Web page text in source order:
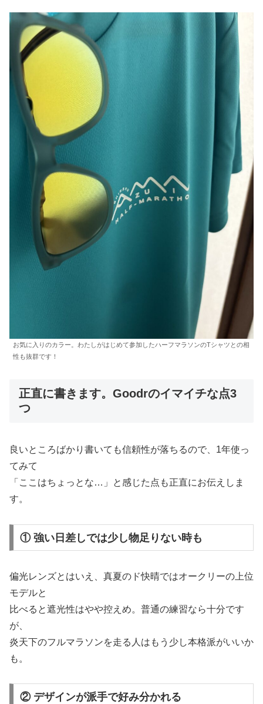
お気に入りのカラー。わたしがはじめて参加したハーフマラソンのTシャツとの相
性も抜群です！
正直に書きます。Goodrのイマイチな点3
つ
良いところばかり書いても信頼性が落ちるので、1年使っ
てみて
「ここはちょっとな…」と感じた点も正直にお伝えしま
す。
① 強い日差しでは少し物足りない時も
偏光レンズとはいえ、真夏のド快晴ではオークリーの上位
モデルと
比べると遮光性はやや控えめ。普通の練習なら十分です
が、
炎天下のフルマラソンを走る人はもう少し本格派がいいか
も。
② デザインが派手で好み分かれる